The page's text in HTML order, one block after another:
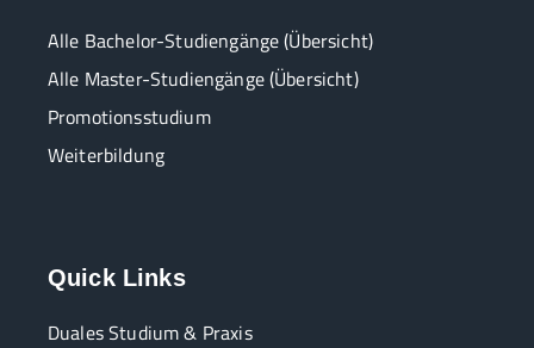
Alle Bachelor-Studiengänge (Übersicht)
Alle Master-Studiengänge (Übersicht)
Promotionsstudium
Weiterbildung
Quick Links
Duales Studium & Praxis